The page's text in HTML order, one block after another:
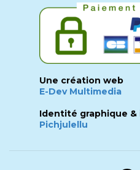
Une création web
E-Dev Multimedia
Identité graphique &
Pichjulellu